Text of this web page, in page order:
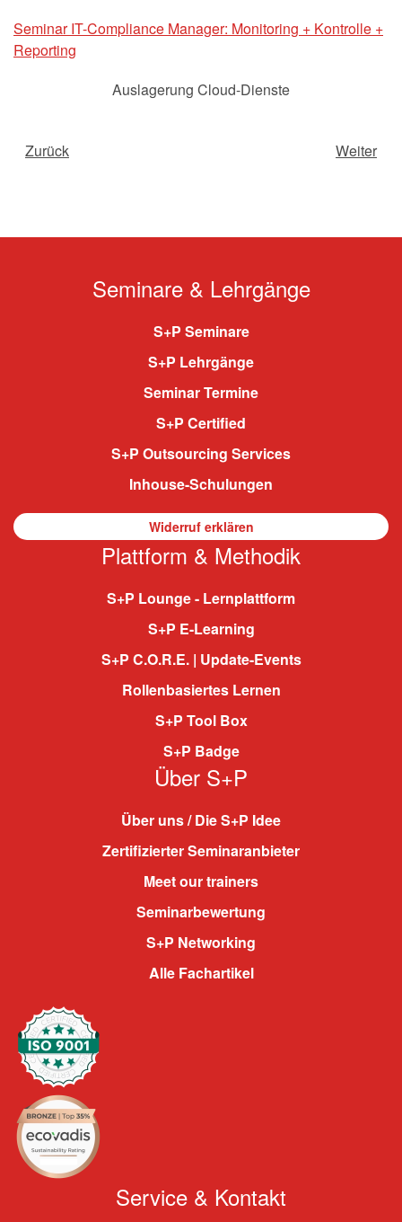
Seminar IT-Compliance Manager: Monitoring + Kontrolle +
Reporting
Auslagerung Cloud-Dienste
Zurück Weiter
Seminare & Lehrgänge
S+P Seminare
S+P Lehrgänge
Seminar Termine
S+P Certified
S+P Outsourcing Services
Inhouse-Schulungen
Widerruf erklären
Plattform & Methodik
S+P Lounge - Lernplattform
S+P E-Learning
S+P C.O.R.E. | Update-Events
Rollenbasiertes Lernen
S+P Tool Box
S+P Badge
Über S+P
Über uns / Die S+P Idee
Zertifizierter Seminaranbieter
Meet our trainers
Seminarbewertung
S+P Networking
Alle Fachartikel
Service & Kontakt